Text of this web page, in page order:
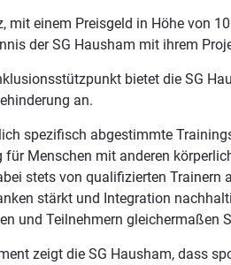
mit einem Preisgeld in Höhe von
der SG Hausham mit ihrem
bietet die SG
an.
spezifisch abgestimmte
Menschen mit anderen
stets von qualifizierten Trainern
stärkt und Integration
und Teilnehmern gleichermaßen
zeigt die SG Hausham, dass